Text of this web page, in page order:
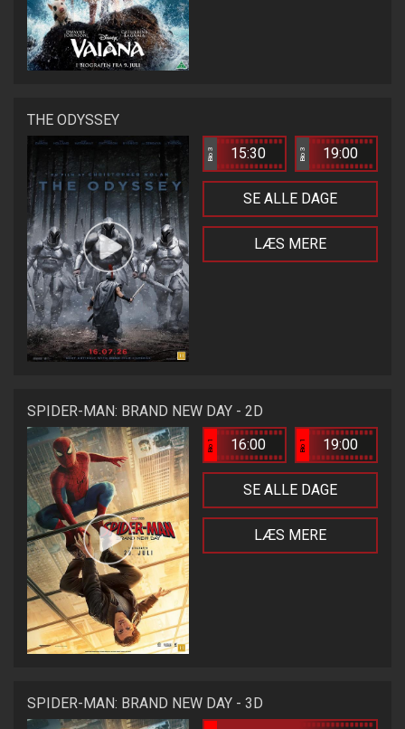
THE ODYSSEY
Bio 3 15:30 Bio 3 19:00
SE ALLE DAGE
LÆS MERE
SPIDER-MAN: BRAND NEW DAY - 2D
Bio 1 16:00 Bio 1 19:00
SE ALLE DAGE
LÆS MERE
SPIDER-MAN: BRAND NEW DAY - 3D